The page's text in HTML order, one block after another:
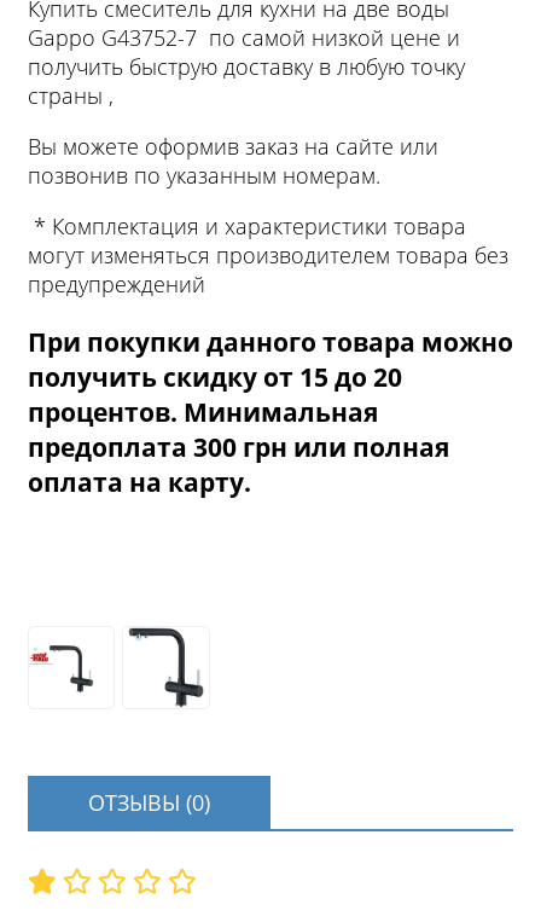
Купить смеситель для кухни на две воды
Gappo G43752-7 по самой низкой цене и
получить быструю доставку в любую точку
страны ,
Вы можете оформив заказ на сайте или
позвонив по указанным номерам.
* Комплектация и характеристики товара
могут изменяться производителем товара без
предупреждений
При покупки данного товара можно
получить скидку от 15 до 20
процентов. Минимальная
предоплата 300 грн или полная
оплата на карту.
ОТЗЫВЫ (0)